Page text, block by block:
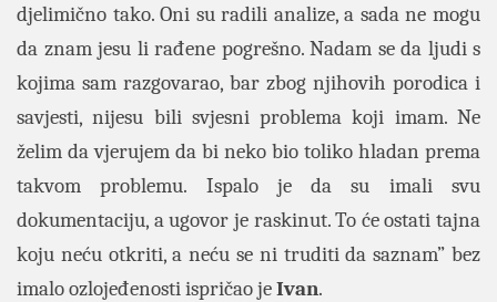
djelimično tako. Oni su radili analize, a sada ne mogu
da znam jesu li rađene pogrešno. Nadam se da ljudi s
kojima sam razgovarao, bar zbog njihovih porodica i
savjesti, nijesu bili svjesni problema koji imam. Ne
želim da vjerujem da bi neko bio toliko hladan prema
takvom problemu. Ispalo je da su imali svu
dokumentaciju, a ugovor je raskinut. To će ostati tajna
koju neću otkriti, a neću se ni truditi da saznam” bez
imalo ozlojeđenosti ispričao jeIvan.